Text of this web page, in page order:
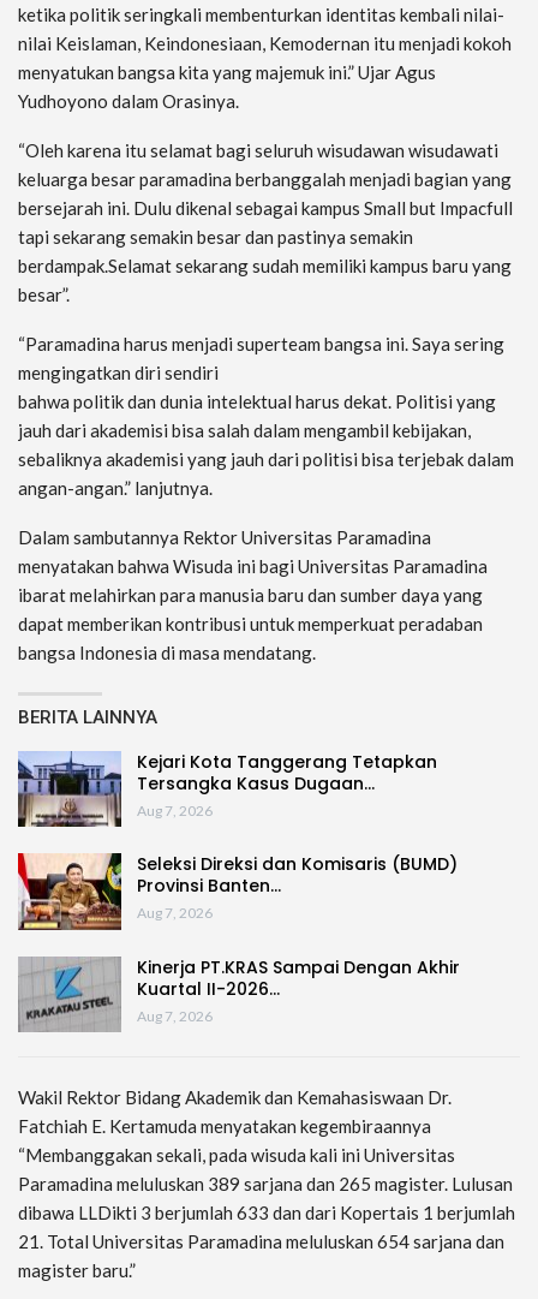
ketika politik seringkali membenturkan identitas kembali nilai-
nilai Keislaman, Keindonesiaan, Kemodernan itu menjadi kokoh
menyatukan bangsa kita yang majemuk ini.” Ujar Agus
Yudhoyono dalam Orasinya.
“Oleh karena itu selamat bagi seluruh wisudawan wisudawati
keluarga besar paramadina berbanggalah menjadi bagian yang
bersejarah ini. Dulu dikenal sebagai kampus Small but Impacfull
tapi sekarang semakin besar dan pastinya semakin
berdampak.Selamat sekarang sudah memiliki kampus baru yang
besar”.
“Paramadina harus menjadi superteam bangsa ini. Saya sering
mengingatkan diri sendiri
bahwa politik dan dunia intelektual harus dekat. Politisi yang
jauh dari akademisi bisa salah dalam mengambil kebijakan,
sebaliknya akademisi yang jauh dari politisi bisa terjebak dalam
angan-angan.” lanjutnya.
Dalam sambutannya Rektor Universitas Paramadina
menyatakan bahwa Wisuda ini bagi Universitas Paramadina
ibarat melahirkan para manusia baru dan sumber daya yang
dapat memberikan kontribusi untuk memperkuat peradaban
bangsa Indonesia di masa mendatang.
BERITA LAINNYA
Kejari Kota Tanggerang Tetapkan
Tersangka Kasus Dugaan…
Aug 7, 2026
Seleksi Direksi dan Komisaris (BUMD)
Provinsi Banten…
Aug 7, 2026
Kinerja PT.KRAS Sampai Dengan Akhir
Kuartal II-2026…
Aug 7, 2026
Wakil Rektor Bidang Akademik dan Kemahasiswaan Dr.
Fatchiah E. Kertamuda menyatakan kegembiraannya
“Membanggakan sekali, pada wisuda kali ini Universitas
Paramadina meluluskan 389 sarjana dan 265 magister. Lulusan
dibawa LLDikti 3 berjumlah 633 dan dari Kopertais 1 berjumlah
21. Total Universitas Paramadina meluluskan 654 sarjana dan
magister baru.”